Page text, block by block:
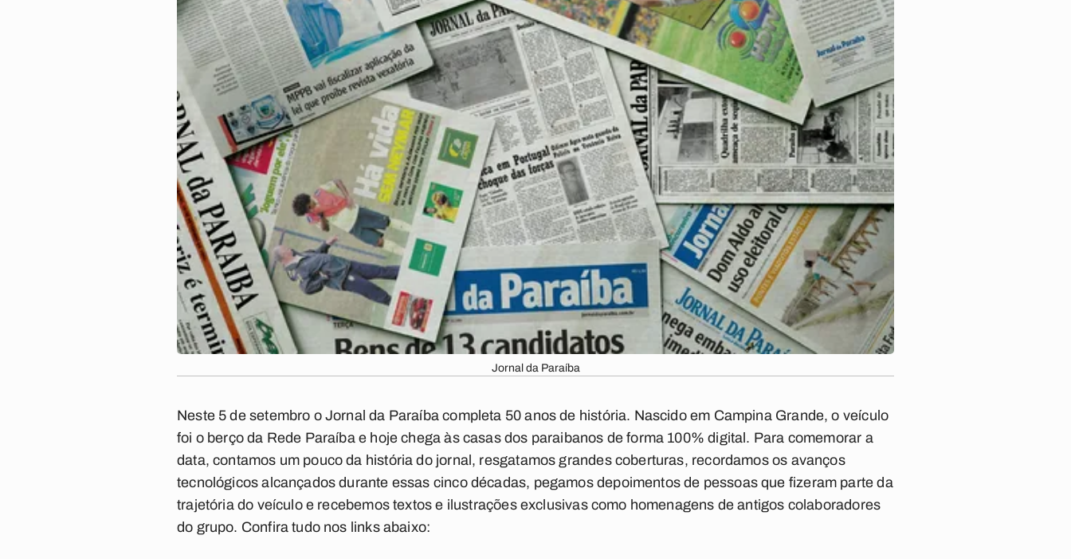
Jornal da Paraíba
Neste 5 de setembro o Jornal da Paraíba completa 50 anos de história. Nascido em Campina Grande, o veículo
foi o berço da Rede Paraíba e hoje chega às casas dos paraibanos de forma 100% digital. Para comemorar a
data, contamos um pouco da história do jornal, resgatamos grandes coberturas, recordamos os avanços
tecnológicos alcançados durante essas cinco décadas, pegamos depoimentos de pessoas que fizeram parte da
trajetória do veículo e recebemos textos e ilustrações exclusivas como homenagens de antigos colaboradores
do grupo. Confira tudo nos links abaixo: